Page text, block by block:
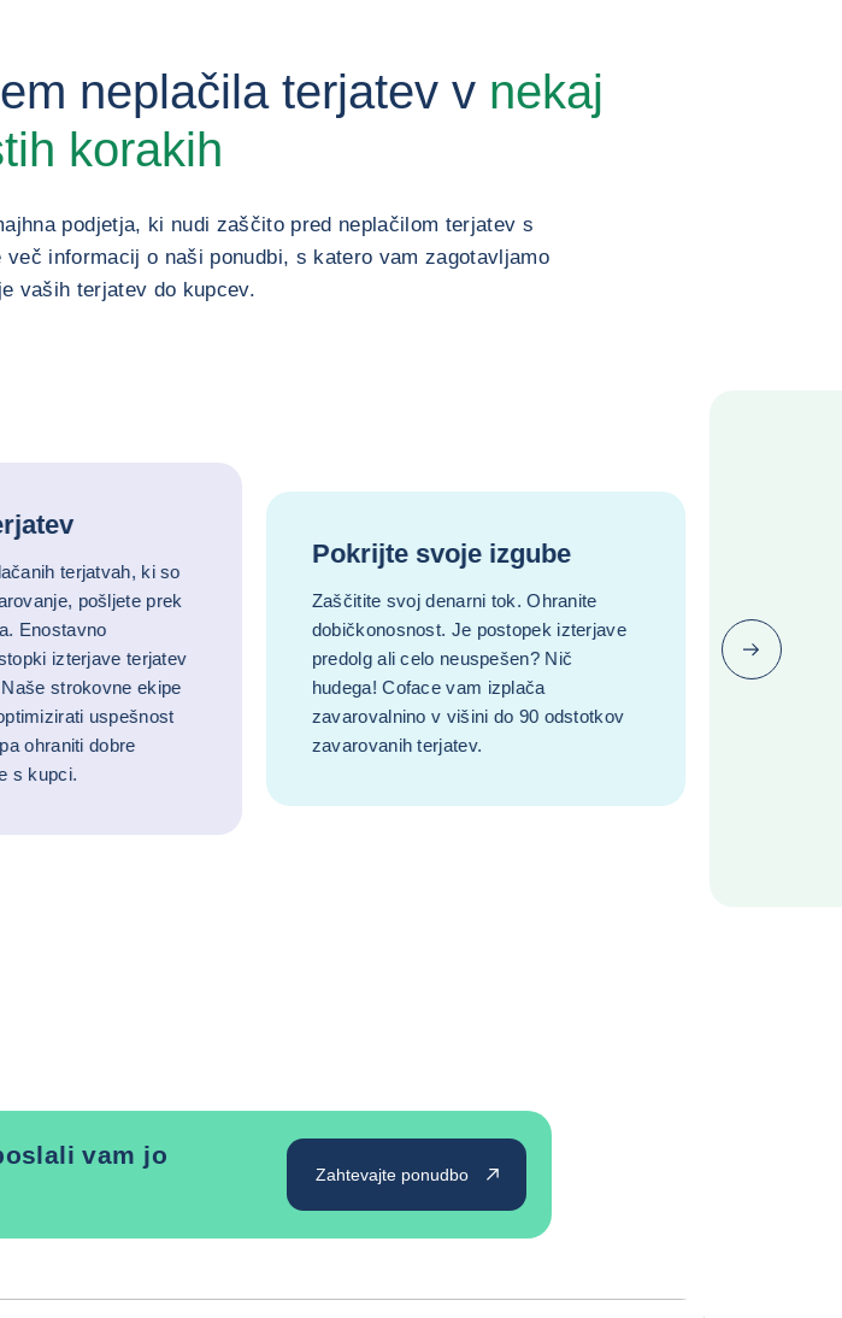
neplačila terjatev v nekaj
korakih
podjetja, ki nudi zaščito pred neplačilom terjatev s
informacij o naši ponudbi, s katero vam zagotavljamo
vaših terjatev do kupcev.
terjatvah, ki so
pošljete prek
Enostavno
izterjave terjatev
strokovne ekipe
uspešnost
ohraniti dobre
s kupci.
Pokrijte svoje izgube
Zaščitite svoj denarni tok. Ohranite
dobičkonosnost. Je postopek izterjave
predolg ali celo neuspešen? Nič
hudega! Coface vam izplača
zavarovalnino v višini do 90 odstotkov
zavarovanih terjatev.
Naslednji
vam jo
Zahtevajte ponudbo